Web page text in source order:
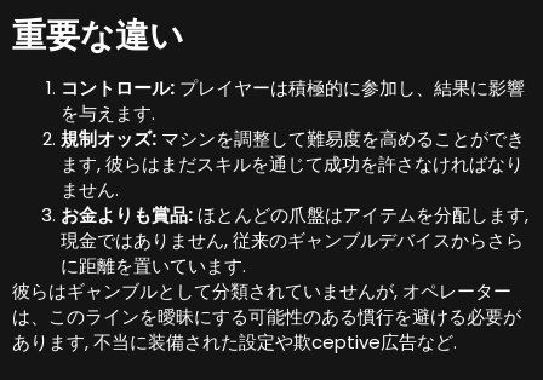
重要な違い
コントロール: プレイヤーは積極的に参加し、結果に影響
を与えます.
規制オッズ: マシンを調整して難易度を高めることができ
ます, 彼らはまだスキルを通じて成功を許さなければなり
ません.
お金よりも賞品:ほとんどの爪盤はアイテムを分配します,
現金ではありません, 従来のギャンブルデバイスからさら
に距離を置いています.
彼らはギャンブルとして分類されていませんが, オペレーター
は、このラインを曖昧にする可能性のある慣行を避ける必要が
あります, 不当に装備された設定や欺ceptive広告など.